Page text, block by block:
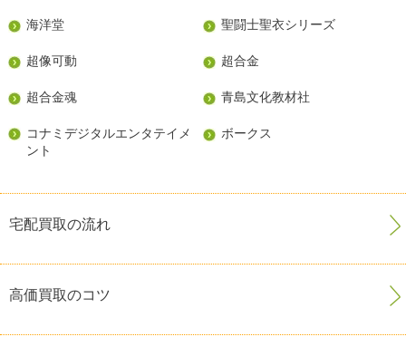
海洋堂 聖闘士聖衣シリーズ
超像可動 超合金
超合金魂 青島文化教材社
コナミデジタルエンタテイメ
ント
ボークス
宅配買取の流れ
高価買取のコツ